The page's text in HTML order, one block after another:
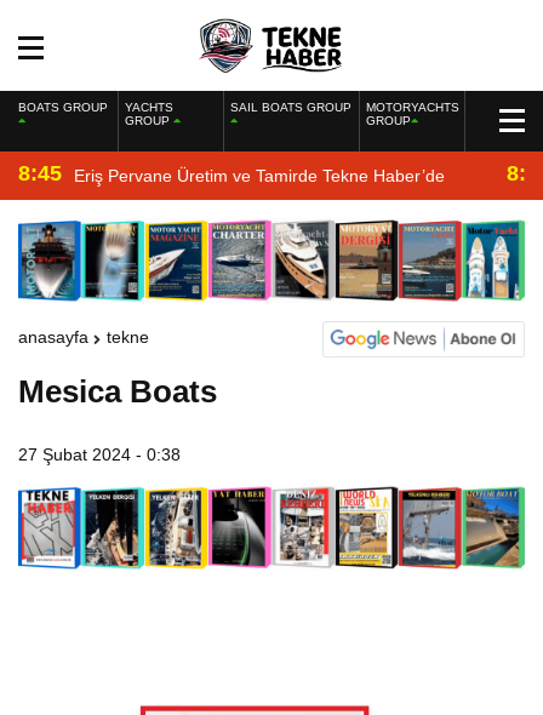
BOATS GROUP
YACHTS
GROUP
SAIL BOATS GROUP
MOTORYACHTS
GROUP
8:45 Eriş Pervane Üretim ve Tamirde Tekne Haber’de
anasayfa tekne
Mesica Boats
27 Şubat 2024 - 0:38